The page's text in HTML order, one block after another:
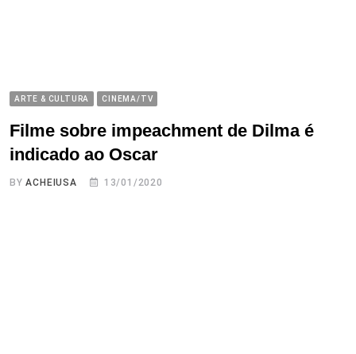
ARTE & CULTURA CINEMA/TV
Filme sobre impeachment de Dilma é
indicado ao Oscar
BYACHEIUSA 13/01/2020